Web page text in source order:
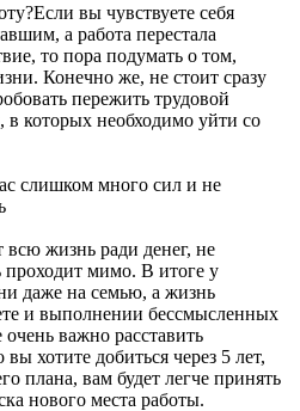
Если вы чувствуете себя
а работа перестала
то пора подумать о том,
Конечно же, не стоит сразу
пережить трудовой
в которых необходимо уйти со
слишком много сил и не
жизнь ради денег, не
проходит мимо. В итоге у
даже на семью, а жизнь
и выполнении бессмысленных
очень важно расставить
хотите добиться через 5 лет,
плана, вам будет легче принять
нового места работы.